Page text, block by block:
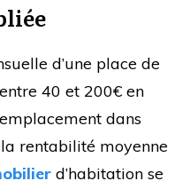
d’une place de
40 et 200€ en
dans
rentabilité moyenne
d’habitation se